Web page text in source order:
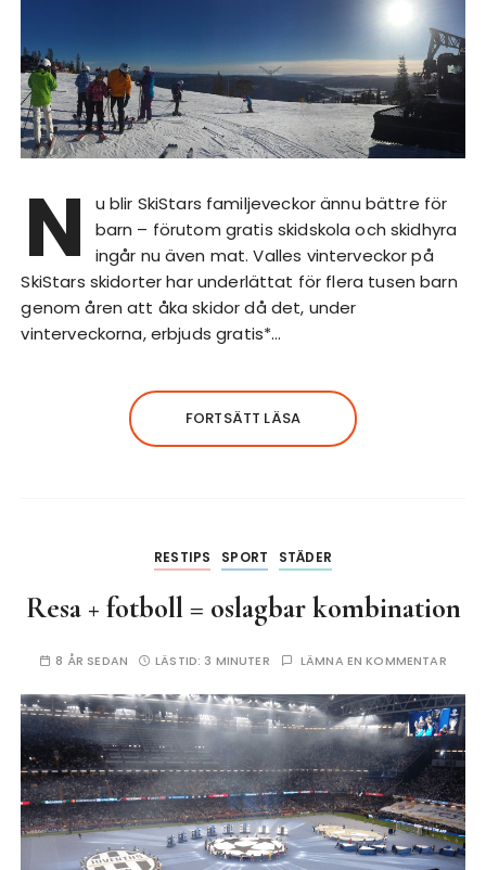
N
u blir SkiStars familjeveckor ännu bättre för
barn – förutom gratis skidskola och skidhyra
ingår nu även mat. Valles vinterveckor på
SkiStars skidorter har underlättat för flera tusen barn
genom åren att åka skidor då det, under
vinterveckorna, erbjuds gratis*…
FORTSÄTT LÄSA
RESTIPS SPORT STÄDER
Resa + fotboll = oslagbar kombination
8 ÅR SEDAN LÄSTID: 3 MINUTER LÄMNA EN KOMMENTAR